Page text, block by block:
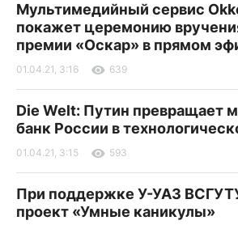
Мультимедийный сервис
покажет церемонию
премии «Оскар» в прямом
01.04.21, 3:16 639
Die Welt: Путин превращает
банк России в
01.04.21, 3:15 593
При поддержке У-УАЗ
проект «Умные каникулы»